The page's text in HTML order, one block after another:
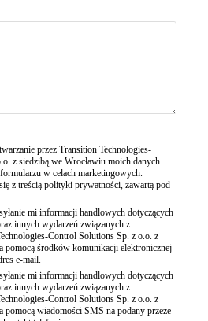
przez Transition Technologies-
z siedzibą we Wrocławiu moich danych
w celach marketingowych.
się z treścią polityki prywatności, zawartą pod
mi informacji handlowych dotyczących
innych wydarzeń związanych z
Control Solutions Sp. z o.o. z
pomocą środków komunikacji elektronicznej
e-mail.
mi informacji handlowych dotyczących
innych wydarzeń związanych z
Control Solutions Sp. z o.o. z
pomocą wiadomości SMS na podany przeze